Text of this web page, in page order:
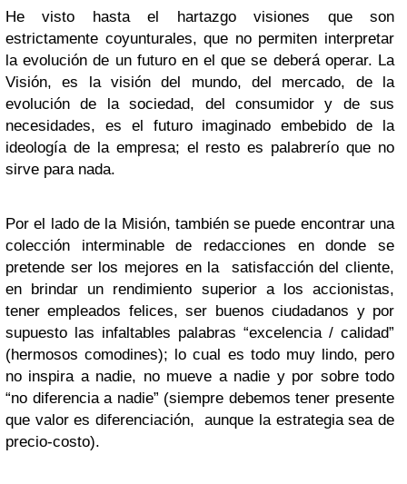
He visto hasta el hartazgo visiones que son
estrictamente coyunturales, que no permiten interpretar
la evolución de un futuro en el que se deberá operar. La
Visión, es la visión del mundo, del mercado, de la
evolución de la sociedad, del consumidor y de sus
necesidades, es el futuro imaginado embebido de la
ideología de la empresa; el resto es palabrerío que no
sirve para nada.
Por el lado de la Misión, también se puede encontrar una
colección interminable de redacciones en donde se
pretende ser los mejores en la satisfacción del cliente,
en brindar un rendimiento superior a los accionistas,
tener empleados felices, ser buenos ciudadanos y por
supuesto las infaltables palabras “excelencia / calidad”
(hermosos comodines); lo cual es todo muy lindo, pero
no inspira a nadie, no mueve a nadie y por sobre todo
“no diferencia a nadie” (siempre debemos tener presente
que valor es diferenciación, aunque la estrategia sea de
precio-costo).